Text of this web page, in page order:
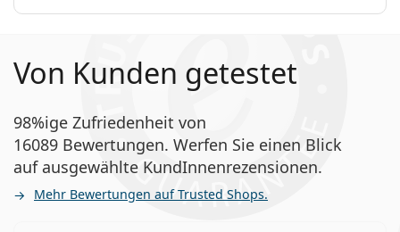
Von Kunden getestet
98%ige Zufriedenheit von
16089 Bewertungen. Werfen Sie einen Blick
auf ausgewählte KundInnenrezensionen.
Mehr Bewertungen auf Trusted Shops.